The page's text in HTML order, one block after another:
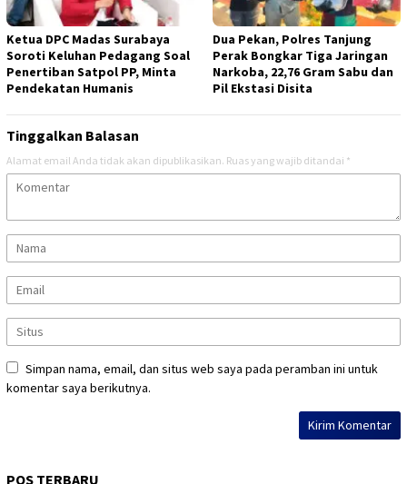
Ketua DPC Madas Surabaya
Soroti Keluhan Pedagang Soal
Penertiban Satpol PP, Minta
Pendekatan Humanis
Dua Pekan, Polres Tanjung
Perak Bongkar Tiga Jaringan
Narkoba, 22,76 Gram Sabu dan
Pil Ekstasi Disita
Tinggalkan Balasan
Alamat email Anda tidak akan dipublikasikan. Ruas yang wajib ditandai *
Simpan nama, email, dan situs web saya pada peramban ini untuk
komentar saya berikutnya.
POS TERBARU